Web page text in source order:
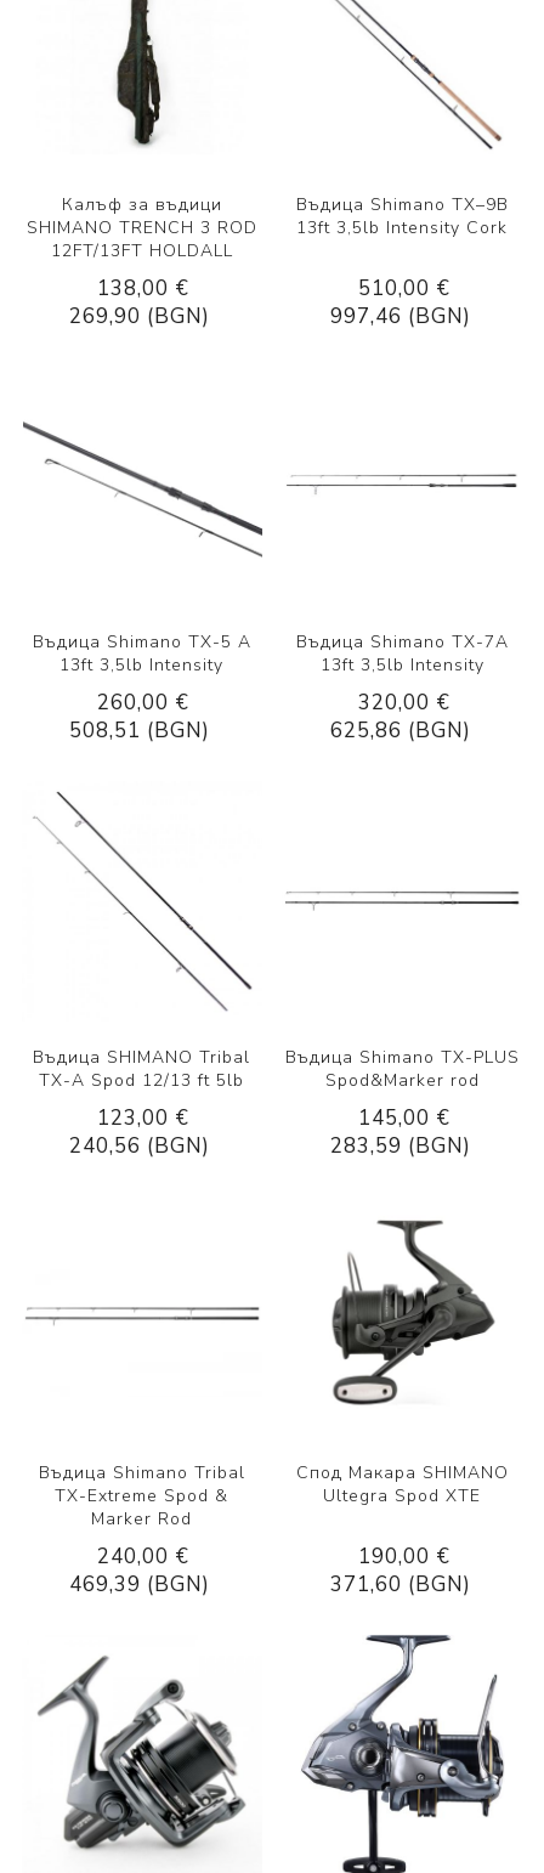
Калъф за въдици
SHIMANO TRENCH 3 ROD
12FT/13FT HOLDALL
138,00 €
269,90 (BGN)
Въдица Shimano TX–9B
13ft 3,5lb Intensity Cork
510,00 €
997,46 (BGN)
Въдица Shimano TX-5 A
13ft 3,5lb Intensity
260,00 €
508,51 (BGN)
Въдица Shimano TX-7A
13ft 3,5lb Intensity
320,00 €
625,86 (BGN)
Въдица SHIMANO Tribal
TX-A Spod 12/13 ft 5lb
123,00 €
240,56 (BGN)
Въдица Shimano TX-PLUS
Spod&Marker rod
145,00 €
283,59 (BGN)
Въдица Shimano Tribal
TX-Extreme Spod &
Marker Rod
240,00 €
469,39 (BGN)
Спод Макара SHIMANO
Ultegra Spod XTE
190,00 €
371,60 (BGN)